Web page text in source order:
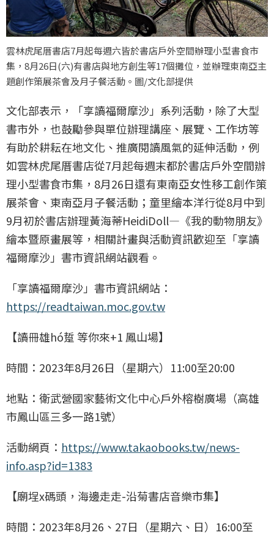
雲林虎尾厝書店7月起每週六皆於書店戶外空間辦理小型書食市
集，8月26日(六)有書店與地方創生等17個攤位，並辦理東南亞主
題創作策展茶會及月子餐活動。圖/文化部提供
文化部表示，「享讀福爾摩沙」系列活動，除了大型
書市外，也鼓勵參與單位辦理講座、展覽、工作坊等
有助於耕耘在地文化、推廣閱讀風氣的延伸活動，例
如雲林虎尾厝書店從7月起每週末都於書店戶外空間辦
理小型書食市集，8月26日還有東南亞女性移工創作策
展茶會、東南亞月子餐活動；童里繪本洋行從8月中到
9月初於書店辦理黃海蒂HeidiDoll—《我的動物朋友》
繪本暨原畫展等，相關計畫與活動資訊歡迎至「享讀
福爾摩沙」書市資訊網站觀看。
「享讀福爾摩沙」書市資訊網站：
https://readtaiwan.moc.gov.tw
【讀冊雄hó踅 等你來+1 鳳山場】
時間：2023年8月26日（星期六）11:00至20:00
地點：衛武營國家藝術文化中心戶外榕樹廣場（高雄
市鳳山區三多一路1號）
活動網頁： https://www.takaobooks.tw/news-
info.asp?id=1383
【廟埕x碼頭，海邊走走-沿菊書店音樂市集】
時間：2023年8月26、27日（星期六、日）16:00至